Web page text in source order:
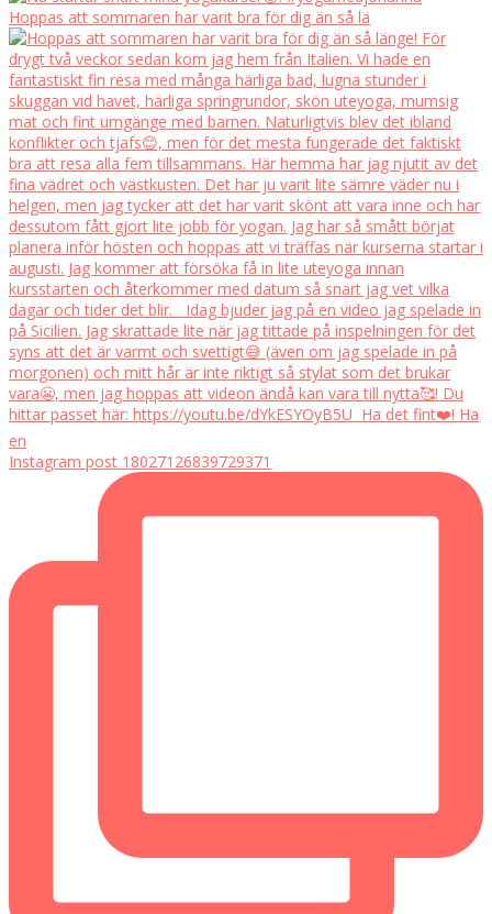
Hoppas att sommaren har varit bra för dig än så lä
Instagram post 18027126839729371